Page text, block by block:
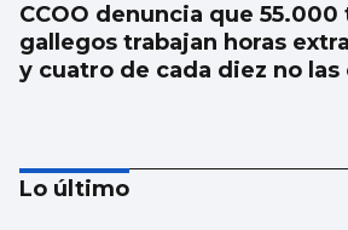
CCOO denuncia que
gallegos trabajan horas
y cuatro de cada diez no las
Lo último